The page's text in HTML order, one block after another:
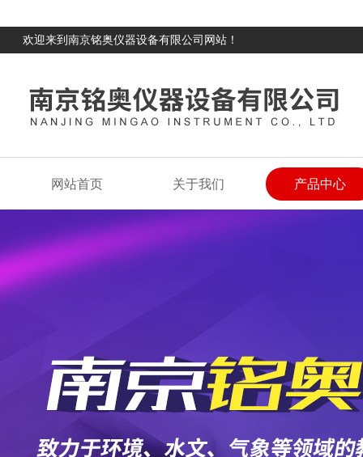
欢迎来到南京铭奥仪器设备有限公司网站！
网站首页 关于我们 产品中心